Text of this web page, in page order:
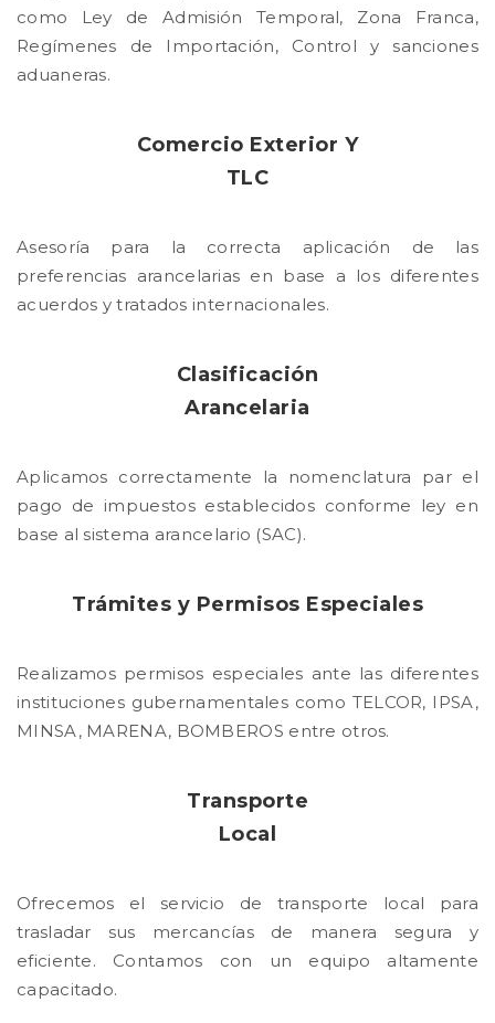
como Ley de Admisión Temporal, Zona Franca,
Regímenes de Importación, Control y sanciones
aduaneras.
Comercio Exterior Y
TLC
Asesoría para la correcta aplicación de las
preferencias arancelarias en base a los diferentes
acuerdos y tratados internacionales.
Clasificación
Arancelaria
Aplicamos correctamente la nomenclatura par el
pago de impuestos establecidos conforme ley en
base al sistema arancelario (SAC).
Trámites y Permisos Especiales
Realizamos permisos especiales ante las diferentes
instituciones gubernamentales como TELCOR, IPSA,
MINSA, MARENA, BOMBEROS entre otros.
Transporte
Local
Ofrecemos el servicio de transporte local para
trasladar sus mercancías de manera segura y
eficiente. Contamos con un equipo altamente
capacitado.